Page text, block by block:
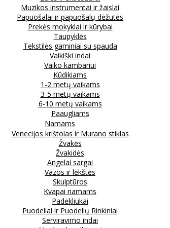
Muzikos instrumentai ir žaislai
Papuošalai ir papuošalų dėžutės
Prekės mokyklai ir kūrybai
Taupyklės
Tekstilės gaminiai su spauda
Vaikiški indai
Vaiko kambariui
Kūdikiams
1-2 metų vaikams
3-5 metų vaikams
6-10 metų vaikams
Paaugliams
Namams
Venecijos krištolas ir Murano stiklas
Žvakės
Žvakidės
Angelai sargai
Vazos ir lėkštės
Skulptūros
Kvapai namams
Padėkliukai
Puodeliai ir Puodelių Rinkiniai
Serviravimo indai